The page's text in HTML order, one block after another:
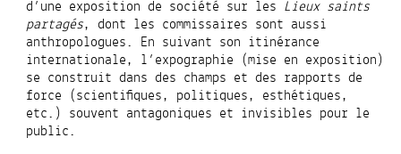
d’une exposition de société sur les Lieux saints
partagés, dont les commissaires sont aussi
anthropologues. En suivant son itinérance
internationale, l’expographie (mise en exposition)
se construit dans des champs et des rapports de
force (scientifiques, politiques, esthétiques,
etc.) souvent antagoniques et invisibles pour le
public.